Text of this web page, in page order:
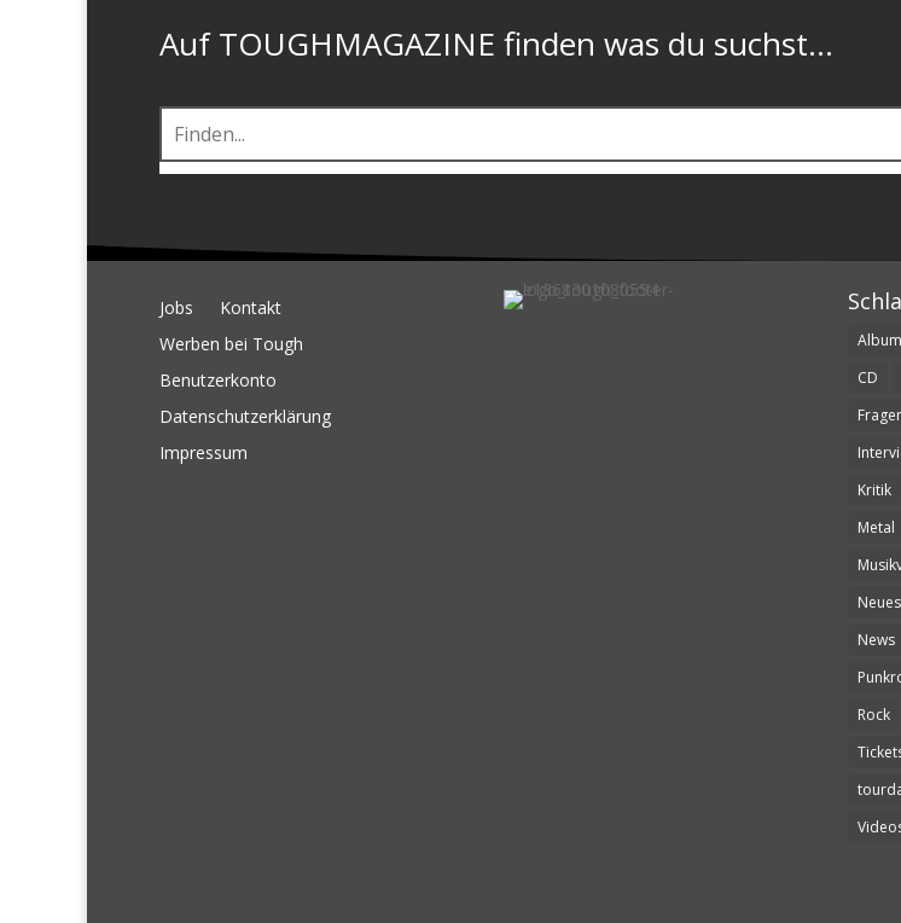
Auf TOUGHMAGAZINE finden was du suchst...
Jobs
Kontakt
Werben bei Tough
Benutzerkonto
Datenschutzerklärung
Impressum
Album
CD
Kritik
Metal
News
Rock